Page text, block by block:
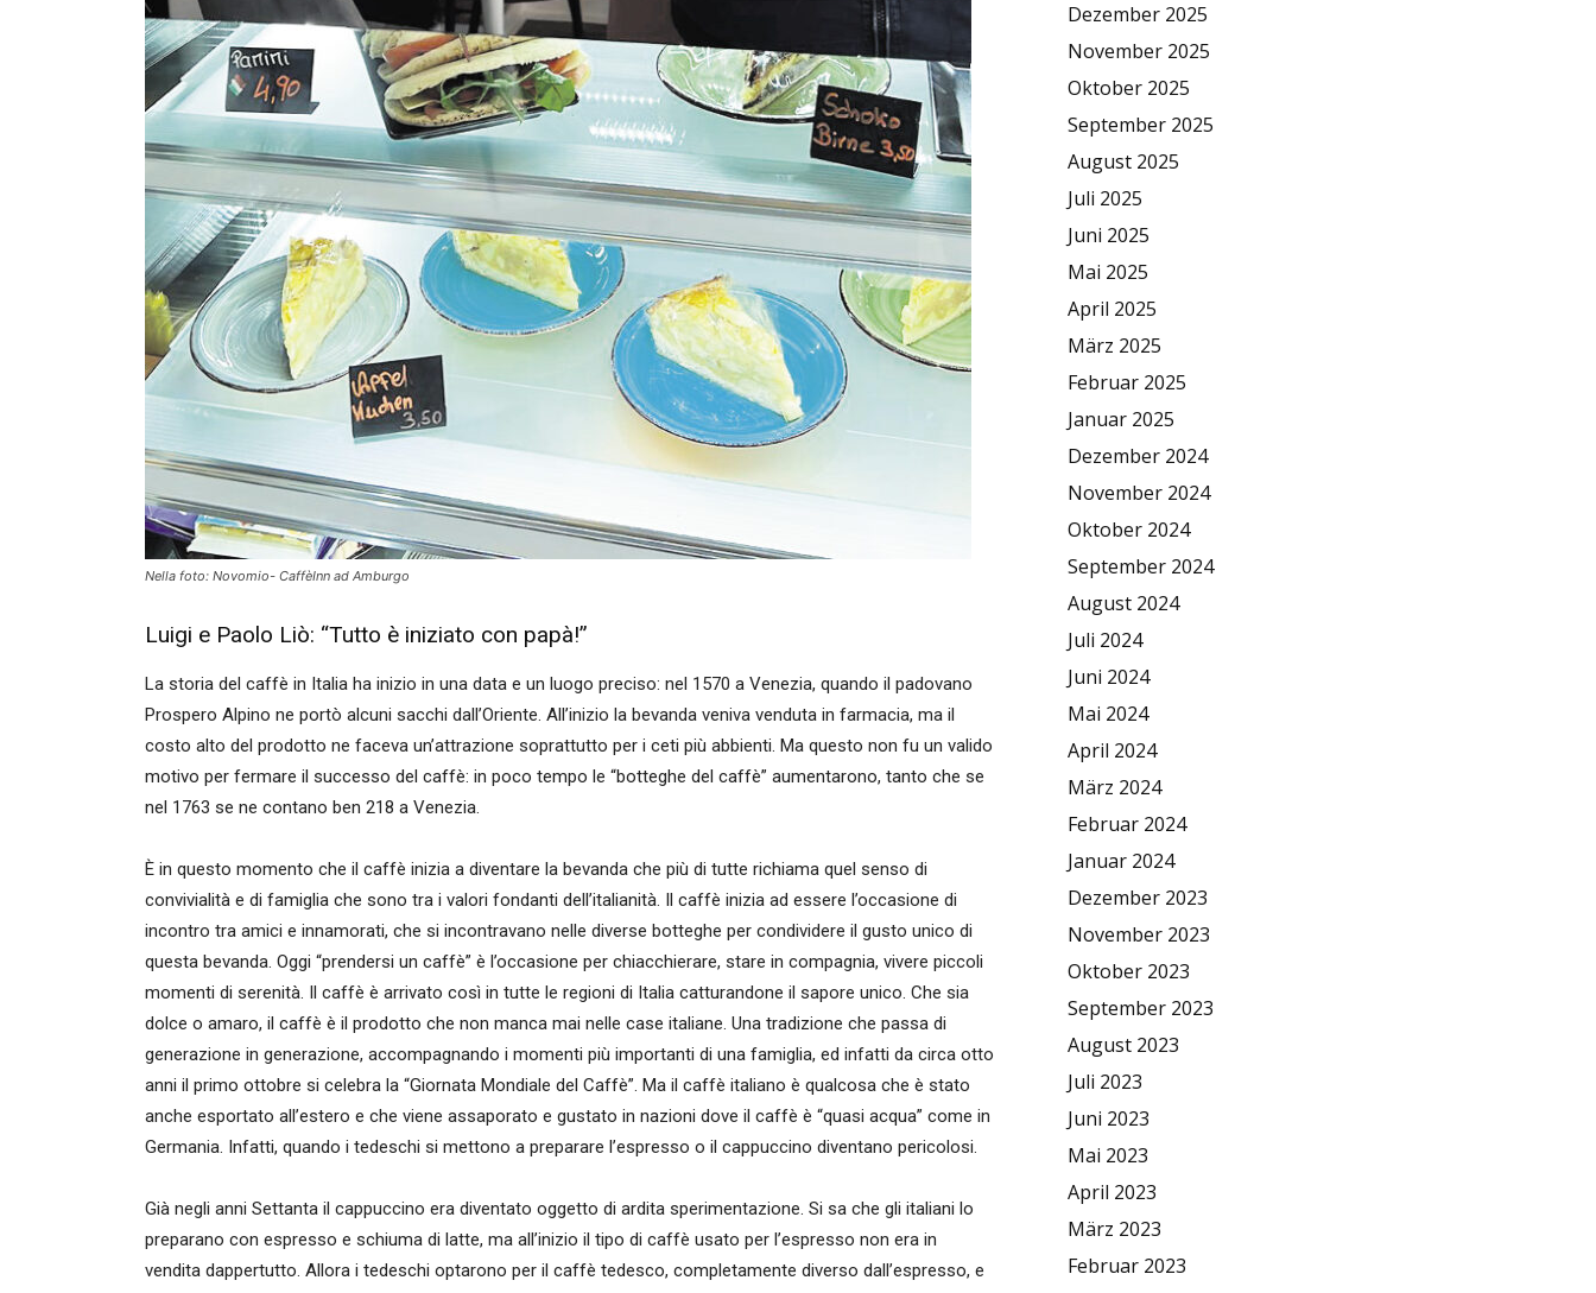
Nella foto: Novomio- CaffèInn ad Amburgo
Luigi e Paolo Liò: “Tutto è iniziato con papà!”
La storia del caffè in Italia ha inizio in una data e un luogo preciso: nel 1570 a Venezia, quando il padovano
Prospero Alpino ne portò alcuni sacchi dall’Oriente. All’inizio la bevanda veniva venduta in farmacia, ma il
costo alto del prodotto ne faceva un’attrazione soprattutto per i ceti più abbienti. Ma questo non fu un valido
motivo per fermare il successo del caffè: in poco tempo le “botteghe del caffè” aumentarono, tanto che se
nel 1763 se ne contano ben 218 a Venezia.
È in questo momento che il caffè inizia a diventare la bevanda che più di tutte richiama quel senso di
convivialità e di famiglia che sono tra i valori fondanti dell’italianità. Il caffè inizia ad essere l’occasione di
incontro tra amici e innamorati, che si incontravano nelle diverse botteghe per condividere il gusto unico di
questa bevanda. Oggi “prendersi un caffè” è l’occasione per chiacchierare, stare in compagnia, vivere piccoli
momenti di serenità. Il caffè è arrivato così in tutte le regioni di Italia catturandone il sapore unico. Che sia
dolce o amaro, il caffè è il prodotto che non manca mai nelle case italiane. Una tradizione che passa di
generazione in generazione, accompagnando i momenti più importanti di una famiglia, ed infatti da circa otto
anni il primo ottobre si celebra la “Giornata Mondiale del Caffè”. Ma il caffè italiano è qualcosa che è stato
anche esportato all’estero e che viene assaporato e gustato in nazioni dove il caffè è “quasi acqua” come in
Germania. Infatti, quando i tedeschi si mettono a preparare l’espresso o il cappuccino diventano pericolosi.
Già negli anni Settanta il cappuccino era diventato oggetto di ardita sperimentazione. Si sa che gli italiani lo
preparano con espresso e schiuma di latte, ma all’inizio il tipo di caffè usato per l’espresso non era in
vendita dappertutto. Allora i tedeschi optarono per il caffè tedesco, completamente diverso dall’espresso, e
Dezember 2025
November 2025
Oktober 2025
September 2025
August 2025
Juli 2025
Juni 2025
Mai 2025
April 2025
März 2025
Februar 2025
Januar 2025
Dezember 2024
November 2024
Oktober 2024
September 2024
August 2024
Juli 2024
Juni 2024
Mai 2024
April 2024
März 2024
Februar 2024
Januar 2024
Dezember 2023
November 2023
Oktober 2023
September 2023
August 2023
Juli 2023
Juni 2023
Mai 2023
April 2023
März 2023
Februar 2023